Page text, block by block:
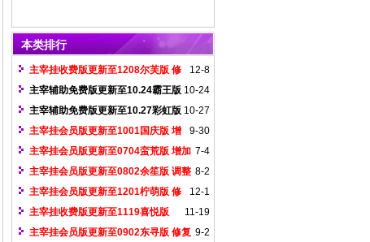
本类排行
12-8
主宰挂收费版更新至1208尔芙版 修
复1108获取物品数量问题
10-24
主宰辅助免费版更新至10.24霸王版
（过最新非凡登录器检测）
10-27
主宰辅助免费版更新至10.27彩虹版
（过最新无双登录器检测）
9-30
主宰挂会员版更新至1001国庆版 增
加绿盟反挂登录器版本号
7-4
主宰挂会员版更新至0704蛮荒版 增加
全新给力引擎检测
8-2
主宰挂会员版更新至0802余笙版 调整
GK登录器功能界面
12-1
主宰挂会员版更新至1201柠萌版 修
复神佑登录器无法捡物品问题
11-19
主宰挂收费版更新至1119喜悦版
gee加入内置游戏界面的支持
9-2
主宰挂会员版更新至0902东寻版 修复